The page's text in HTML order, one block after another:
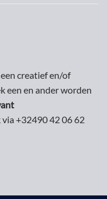
creatief en/of
een en ander worden
+32490 42 06 62